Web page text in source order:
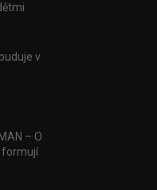
v
– O
formují